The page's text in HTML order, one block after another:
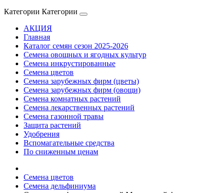
Категории Категории
АКЦИЯ
Главная
Каталог семян сезон 2025-2026
Семена овощных и ягодных культур
Семена инкрустированные
Семена цветов
Семена зарубежных фирм (цветы)
Семена зарубежных фирм (овощи)
Семена комнатных растений
Семена лекарственных растений
Семена газонной травы
Защита растений
Удобрения
Вспомагательные средства
По сниженным ценам
Семена цветов
Семена дельфиниума